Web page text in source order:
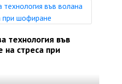
технология във
на стреса при